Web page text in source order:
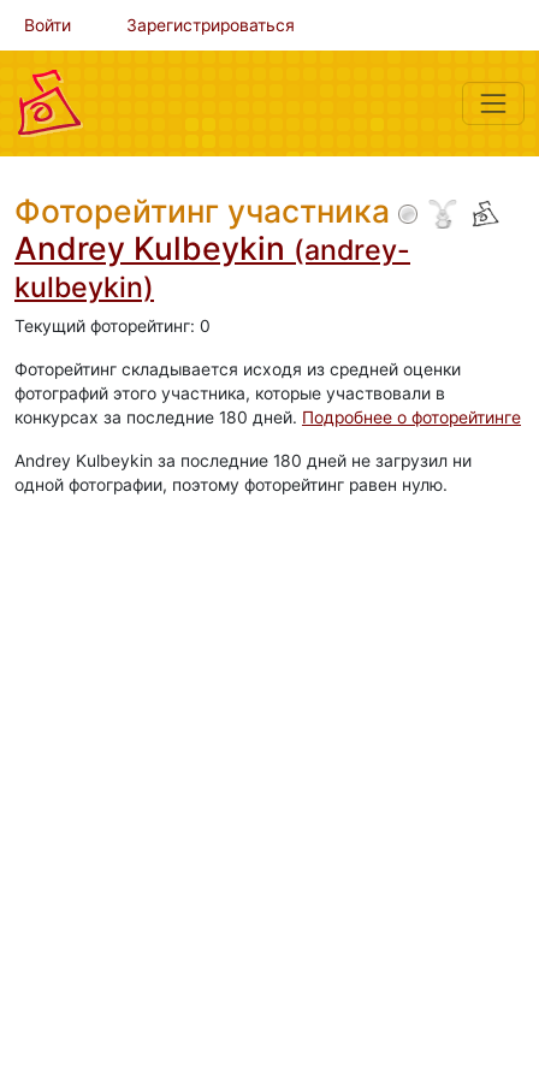
Войти Зарегистрироваться
Фоторейтинг участника
Andrey Kulbeykin (andrey-
kulbeykin)
Текущий фоторейтинг: 0
Фоторейтинг складывается исходя из средней оценки
фотографий этого участника, которые участвовали в
конкурсах за последние 180 дней. Подробнее о фоторейтинге
Andrey Kulbeykin за последние 180 дней не загрузил ни
одной фотографии, поэтому фоторейтинг равен нулю.